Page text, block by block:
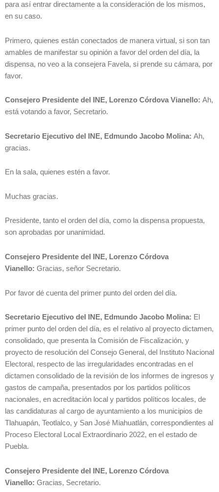
para así entrar directamente a la consideración de los mismos,
en su caso.
Primero, quienes están conectados de manera virtual, si son tan
amables de manifestar su opinión a favor del orden del día, la
dispensa, no veo a la consejera Favela, si prende su cámara, por
favor.
Consejero Presidente del INE, Lorenzo Córdova Vianello: Ah,
está votando a favor, Secretario.
Secretario Ejecutivo del INE, Edmundo Jacobo Molina: Ah,
gracias.
En la sala, quienes estén a favor.
Muchas gracias.
Presidente, tanto el orden del día, como la dispensa propuesta,
son aprobadas por unanimidad.
Consejero Presidente del INE, Lorenzo Córdova
Vianello: Gracias, señor Secretario.
Por favor dé cuenta del primer punto del orden del día.
Secretario Ejecutivo del INE, Edmundo Jacobo Molina: El
primer punto del orden del día, es el relativo al proyecto dictamen,
consolidado, que presenta la Comisión de Fiscalización, y
proyecto de resolución del Consejo General, del Instituto Nacional
Electoral, respecto de las irregularidades encontradas en el
dictamen consolidado de la revisión de los informes de ingresos y
gastos de campaña, presentados por los partidos políticos
nacionales, en acreditación local y partidos políticos locales, de
las candidaturas al cargo de ayuntamiento a los municipios de
Tlahuapán, Teotlalco, y San José Miahuatlán, correspondientes al
Proceso Electoral Local Extraordinario 2022, en el estado de
Puebla.
Consejero Presidente del INE, Lorenzo Córdova
Vianello: Gracias, Secretario.